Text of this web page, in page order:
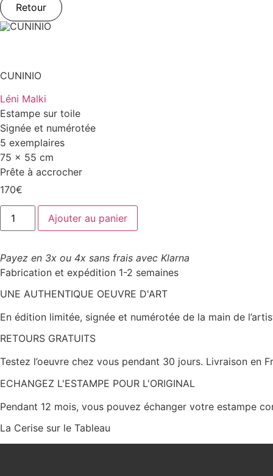
Retour
CUNINIO
Léni Malki
Estampe sur toile
Signée et numérotée
5 exemplaires
75 x 55 cm
Prête à accrocher
170€
quantité
CUNINIO
Ajouter au panier
Payez en 3x ou 4x sans frais avec Klarna
Fabrication et expédition 1-2 semaines
UNE AUTHENTIQUE OEUVRE D'ART
En édition limitée, signée et numérotée de la main de
RETOURS GRATUITS
Testez l’oeuvre chez vous pendant 30 jours. Livraison en
ECHANGEZ L'ESTAMPE POUR L'ORIGINAL
Pendant 12 mois, vous pouvez échanger votre estampe
La Cerise sur le Tableau